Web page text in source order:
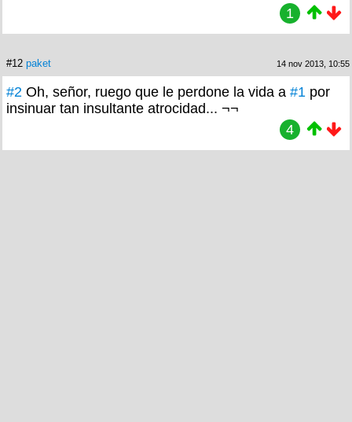
1
#12 paket 14 nov 2013, 10:55
#2 Oh, señor, ruego que le perdone la vida a #1 por
insinuar tan insultante atrocidad... ¬¬
4